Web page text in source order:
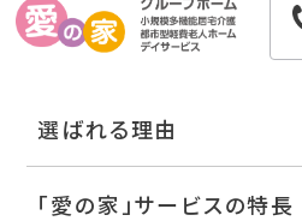
選ばれる理由
「愛の家」サービスの特長